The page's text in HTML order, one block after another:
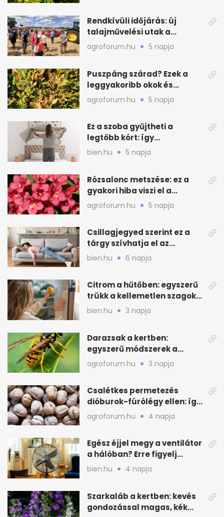
Rendkívüli időjárás: új
talajművelési utak a
gazdáknak
agroforum.hu 5 napja
Puszpáng szárad? Ezek a
leggyakoribb okok és
teendők
agroforum.hu 5 napja
Ez a szoba gyűjtheti a
legtöbb kórt: így
mélytisztítsd otthon
bien.hu 5 napja
Rózsalonc metszése: ez a
gyakori hiba viszi el a
virágzást
agroforum.hu 5 napja
Csillagjegyed szerint ez a
tárgy szívhatja el az
otthonod energiáját
bien.hu 6 napja
Citrom a hűtőben: egyszerű
trükk a kellemetlen szagok
ellen
bien.hu 3 napja
Darazsak a kertben:
egyszerű módszerek a
távoltartásukra nyáron
agroforum.hu 3 napja
Csalétkes permetezés
dióburok-fúrólégy ellen: így
csináld a kertben
agroforum.hu 4 napja
Egész éjjel megy a ventilátor
a hálóban? Erre figyelj
alvásnál nyáron
bien.hu 4 napja
Szarkaláb a kertben: kevés
gondozással magas, kék